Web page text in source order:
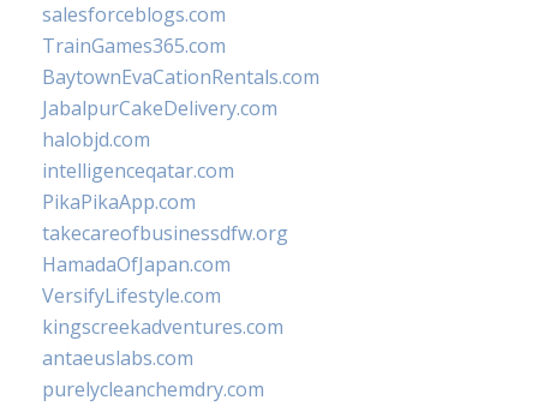
salesforceblogs.com
TrainGames365.com
BaytownEvaCationRentals.com
JabalpurCakeDelivery.com
halobjd.com
intelligenceqatar.com
PikaPikaApp.com
takecareofbusinessdfw.org
HamadaOfJapan.com
VersifyLifestyle.com
kingscreekadventures.com
antaeuslabs.com
purelycleanchemdry.com